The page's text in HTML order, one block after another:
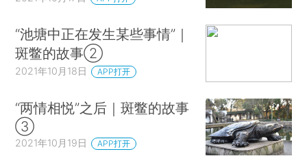
“池塘中正在发生某些事情”｜
斑鳖的故事②
2021年10月18日 APP打开
“两情相悦”之后｜斑鳖的故事
③
2021年10月19日 APP打开